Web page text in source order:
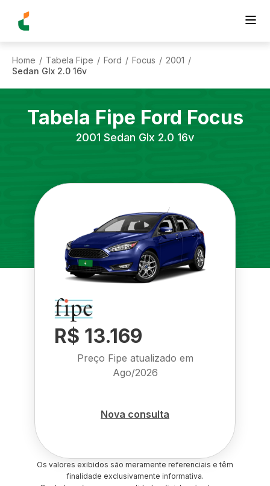
Home / Tabela Fipe / Ford / Focus / 2001 /
Sedan Glx 2.0 16v
Tabela Fipe Ford Focus
2001 Sedan Glx 2.0 16v
R$ 13.169
Preço Fipe atualizado em
Ago/2026
Nova consulta
Os valores exibidos são meramente referenciais e têm
finalidade exclusivamente informativa.